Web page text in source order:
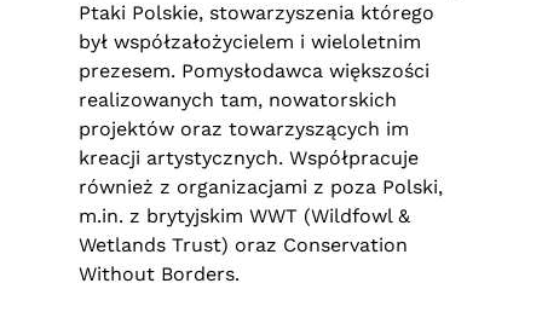
Ptaki Polskie, stowarzyszenia którego
był współzałożycielem i wieloletnim
prezesem. Pomysłodawca większości
realizowanych tam, nowatorskich
projektów oraz towarzyszących im
kreacji artystycznych. Współpracuje
również z organizacjami z poza Polski,
m.in. z brytyjskim WWT (Wildfowl &
Wetlands Trust) oraz Conservation
Without Borders.